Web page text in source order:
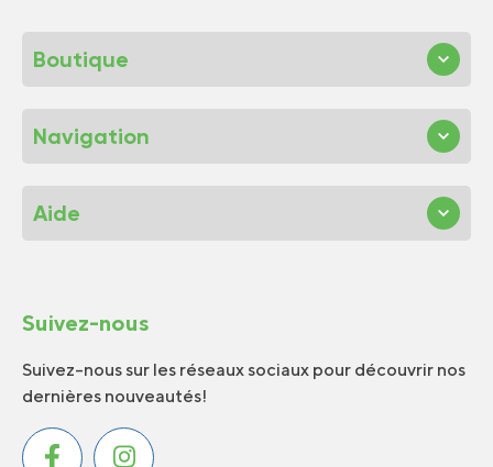
Boutique
Navigation
Aide
Suivez-nous
Suivez-nous sur les réseaux sociaux pour découvrir nos
dernières nouveautés!